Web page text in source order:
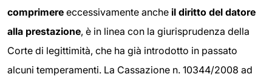
comprimere eccessivamente anche il diritto del datore
alla prestazione, è in linea con la giurisprudenza della
Corte di legittimità, che ha già introdotto in passato
alcuni temperamenti. La Cassazione n. 10344/2008 ad